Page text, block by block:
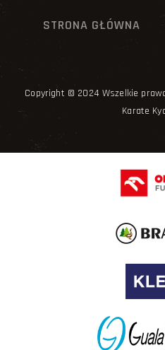
STRONA GŁÓWNA
Copyright © 2024 Wszelkie
Karate